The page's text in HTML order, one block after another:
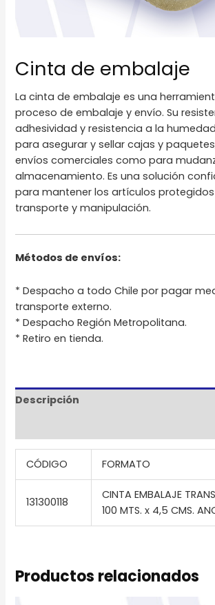
Cinta de embalaje
La cinta de embalaje es una
proceso de embalaje y envío. Su
adhesividad y resistencia a la
para asegurar y sellar cajas y
envíos comerciales como para
almacenamiento. Es una solución
para mantener los artículos
transporte y manipulación.
Métodos de envíos:
* Despacho a todo Chile por pagar
transporte externo.
* Despacho Región Metropolitana.
* Retiro en tienda.
Descripción
CÓDIGO FORMATO
131300118
CINTA EMBALAJE
100 MTS. x 4,5 CMS.
Productos relacionados